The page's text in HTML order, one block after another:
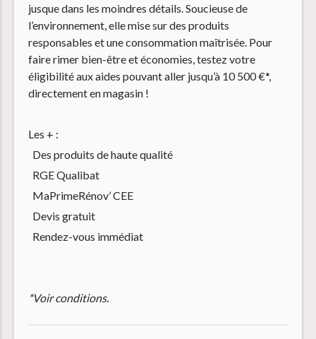
jusque dans les moindres détails. Soucieuse de
l’environnement, elle mise sur des produits
responsables et une consommation maîtrisée. Pour
faire rimer bien-être et économies, testez votre
éligibilité aux aides pouvant aller jusqu’à 10 500 €*,
directement en magasin !
Les + :
Des produits de haute qualité
RGE Qualibat
MaPrimeRénov’ CEE
Devis gratuit
Rendez-vous immédiat
*Voir conditions.